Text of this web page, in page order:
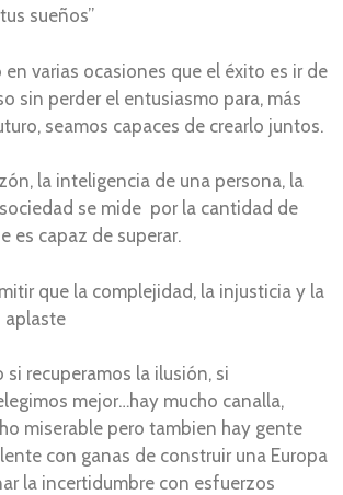
sueños”
en varias ocasiones que el éxito es ir de
sin perder el entusiasmo para, más
seamos capaces de crearlo juntos.
la inteligencia de una persona, la
se mide por la cantidad de
es capaz de superar.
que la complejidad, la injusticia y la
aplaste
si recuperamos la ilusión, si
mejor…hay mucho canalla,
miserable pero tambien hay gente
con ganas de construir una Europa
la incertidumbre con esfuerzos